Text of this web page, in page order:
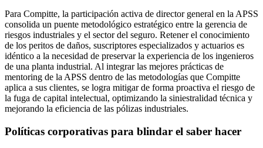
Para Compitte, la participación activa de director general en la APSS
consolida un puente metodológico estratégico entre la gerencia de
riesgos industriales y el sector del seguro. Retener el conocimiento
de los peritos de daños, suscriptores especializados y actuarios es
idéntico a la necesidad de preservar la experiencia de los ingenieros
de una planta industrial. Al integrar las mejores prácticas de
mentoring de la APSS dentro de las metodologías que Compitte
aplica a sus clientes, se logra mitigar de forma proactiva el riesgo de
la fuga de capital intelectual, optimizando la siniestralidad técnica y
mejorando la eficiencia de las pólizas industriales.
Políticas corporativas para blindar el saber hacer